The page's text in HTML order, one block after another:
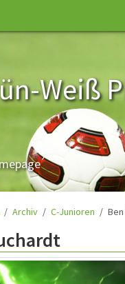
Weiß
Archiv C-Junioren